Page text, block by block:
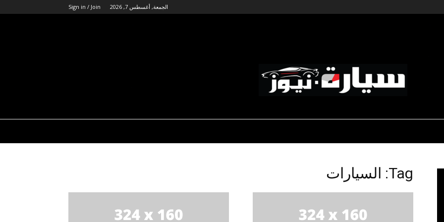
الجمعة, أغسطس 7, 2026 Sign in / Join
نيوز
Tag: السيارات